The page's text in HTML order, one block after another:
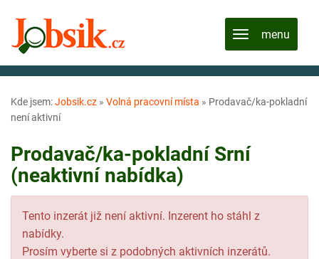
Kde jsem:Jobsik.cz » Volná pracovní místa » Prodavač/ka-pokladní
není aktivní
Prodavač/ka-pokladní Srní
(neaktivní nabídka)
Tento inzerát již není aktivní. Inzerent ho stáhl z
nabídky.
Prosím vyberte si z podobných aktivních inzerátů.